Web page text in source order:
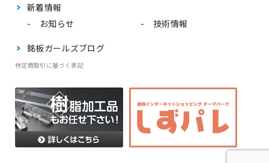
新着情報
お知らせ
技術情報
銘板ガールズブログ
特定商取引に基づく表記